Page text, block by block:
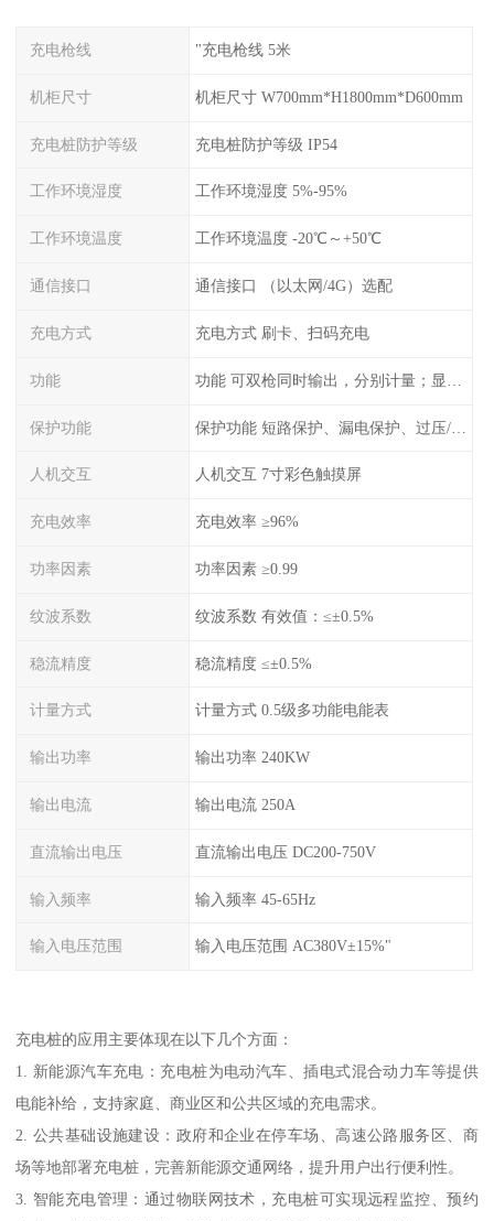
充电枪线 "充电枪线 5米
机柜尺寸 机柜尺寸 W700mm*H1800mm*D600mm
充电桩防护等级 充电桩防护等级 IP54
工作环境湿度 工作环境湿度 5%-95%
工作环境温度 工作环境温度 -20℃～+50℃
通信接口 通信接口 （以太网/4G）选配
充电方式 充电方式 刷卡、扫码充电
功能
保护功能 保护功能 短路保护、漏电保护、过压/欠压保护、过流保护、过温保护、蓄电池反接保护、过充保护
人机交互 人机交互 7寸彩色触摸屏
充电效率 充电效率 ≥96%
功率因素 功率因素 ≥0.99
纹波系数 纹波系数 有效值：≤±0.5%
稳流精度 稳流精度 ≤±0.5%
计量方式 计量方式 0.5级多功能电能表
输出功率 输出功率 240KW
输出电流 输出电流 250A
直流输出电压 直流输出电压 DC200-750V
输入频率 输入频率 45-65Hz
输入电压范围 输入电压范围 AC380V±15%"
充电桩的应用主要体现在以下几个方面：
1. 新能源汽车充电：充电桩为电动汽车、插电式混合动力车等提供
电能补给，支持家庭、商业区和公共区域的充电需求。
2. 公共基础设施建设：政府和企业在停车场、高速公路服务区、商
场等地部署充电桩，完善新能源交通网络，提升用户出行便利性。
3. 智能充电管理：通过物联网技术，充电桩可实现远程监控、预约